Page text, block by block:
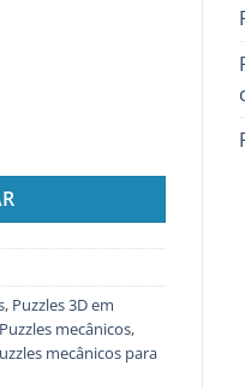
cabeça mecânico 3D em
, Puzzles 3D em
Puzzles mecânicos,
mecânicos para